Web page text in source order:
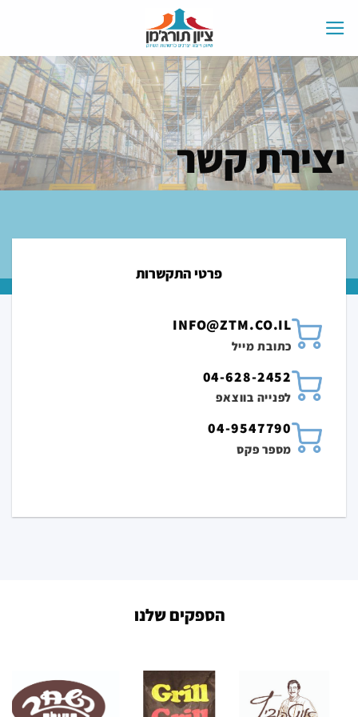
content
יצירת קשר
פרטי התקשרות
INFO@ZTM.CO.IL
כתובת מייל
04-628-2452
לפנייה בווצאפ
04-9547790
מספר פקס
הספקים שלנו